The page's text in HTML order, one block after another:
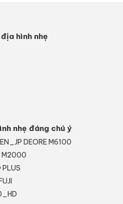
hình nhẹ
nhẹ đáng chú ý
DEORE M6100
M2000